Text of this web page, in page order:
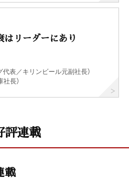
はリーダーにあり
表／キリンビール元副社長）
長）
評連載
載